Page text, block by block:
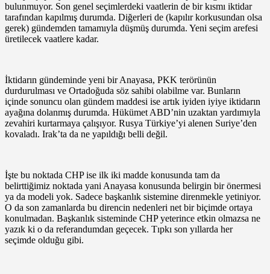
bulunmuyor. Son genel seçimlerdeki vaatlerin de bir kısmı iktidar
tarafından kapılmış durumda. Diğerleri de (kapılır korkusundan olsa
gerek) gündemden tamamıyla düşmüş durumda. Yeni seçim arefesi
üretilecek vaatlere kadar.
İktidarın gündeminde yeni bir Anayasa, PKK terörünün
durdurulması ve Ortadoğuda söz sahibi olabilme var. Bunların
içinde sonuncu olan gündem maddesi ise artık iyiden iyiye iktidarın
ayağına dolanmış durumda. Hükümet ABD’nin uzaktan yardımıyla
zevahiri kurtarmaya çalışıyor. Rusya Türkiye’yi alenen Suriye’den
kovaladı. Irak’ta da ne yapıldığı belli değil.
İşte bu noktada CHP ise ilk iki madde konusunda tam da
belirttiğimiz noktada yani Anayasa konusunda belirgin bir önermesi
ya da modeli yok. Sadece başkanlık sistemine direnmekle yetiniyor.
O da son zamanlarda bu direncin nedenleri net bir biçimde ortaya
konulmadan. Başkanlık sisteminde CHP yeterince etkin olmazsa ne
yazık ki o da referandumdan geçecek. Tıpkı son yıllarda her
seçimde olduğu gibi.